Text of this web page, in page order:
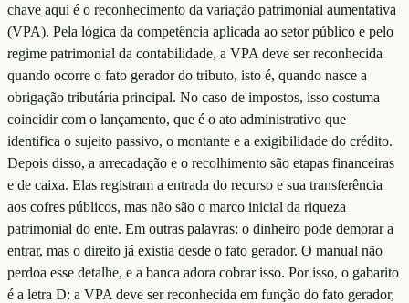
chave aqui é o reconhecimento da variação patrimonial aumentativa
(VPA). Pela lógica da competência aplicada ao setor público e pelo
regime patrimonial da contabilidade, a VPA deve ser reconhecida
quando ocorre o fato gerador do tributo, isto é, quando nasce a
obrigação tributária principal. No caso de impostos, isso costuma
coincidir com o lançamento, que é o ato administrativo que
identifica o sujeito passivo, o montante e a exigibilidade do crédito.
Depois disso, a arrecadação e o recolhimento são etapas financeiras
e de caixa. Elas registram a entrada do recurso e sua transferência
aos cofres públicos, mas não são o marco inicial da riqueza
patrimonial do ente. Em outras palavras: o dinheiro pode demorar a
entrar, mas o direito já existia desde o fato gerador. O manual não
perdoa esse detalhe, e a banca adora cobrar isso. Por isso, o gabarito
é a letra D: a VPA deve ser reconhecida em função do fato gerador,